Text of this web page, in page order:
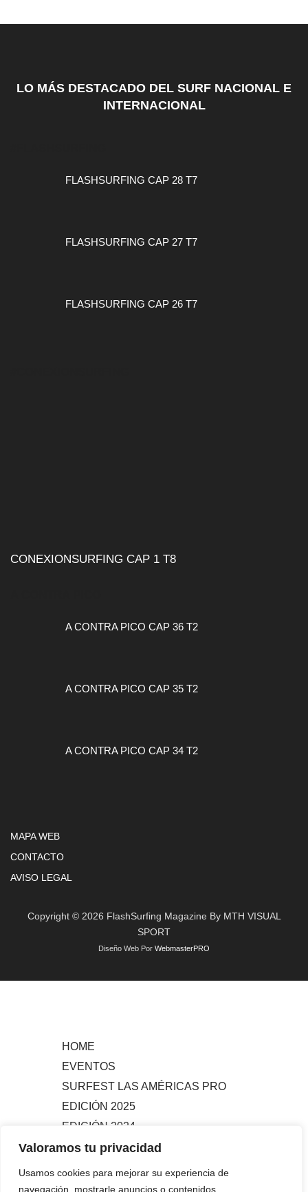
Valoramos tu privacidad
Usamos cookies para mejorar su experiencia de
navegación, mostrarle anuncios o contenidos
LO MÁS DESTACADO DEL SURF NACIONAL E
INTERNACIONAL
FLASHSURFING CAP 28 T7
FLASHSURFING CAP 27 T7
FLASHSURFING CAP 26 T7
CONEXIONSURFING CAP 1 T8
A CONTRA PICO CAP 36 T2
A CONTRA PICO CAP 35 T2
A CONTRA PICO CAP 34 T2
MAPA WEB
CONTACTO
AVISO LEGAL
Copyright © 2026 FlashSurfing Magazine By MTH VISUAL
SPORT
Diseño Web Por WebmasterPRO
HOME
EVENTOS
SURFEST LAS AMÉRICAS PRO
EDICIÓN 2025
EDICIÓN 2024
EDICIÓN 2023
#ACTUALIDAD